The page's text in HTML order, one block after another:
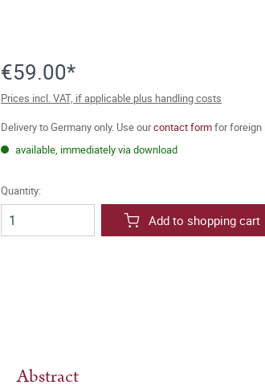
€59.00*
Prices incl. VAT, if applicable plus handling costs
Delivery to Germany only. Use ourcontact formfor foreign
available, immediately via download
Quantity:
Add to shopping cart
Abstract